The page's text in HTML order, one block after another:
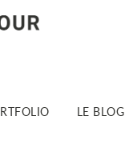
LE BLOG